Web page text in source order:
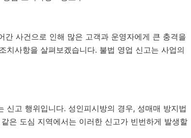
사건으로 인해 많은 고객과 운영자에게 큰 충격을
사항을 살펴보겠습니다. 불법 영업 신고는 사업의
고 행위입니다. 성인피시방의 경우, 성매매 방지법
은 도심 지역에서는 이러한 신고가 빈번하게 발생할